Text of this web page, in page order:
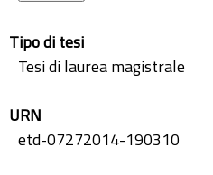
Tipo di tesi
Tesi di laurea magistrale
URN
etd-07272014-190310